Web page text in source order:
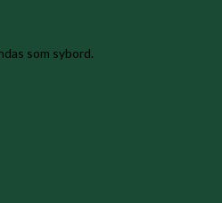
som sybord.